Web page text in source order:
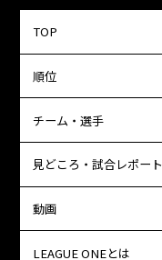
TOP
順位
チーム・選手
見どころ・試合レポート
動画
LEAGUE ONEとは